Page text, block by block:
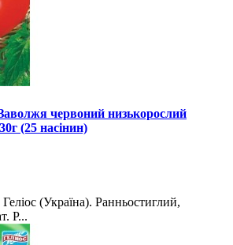
червоний низькорослий
(25 насінин)
(Україна). Ранньостиглий,
Р...